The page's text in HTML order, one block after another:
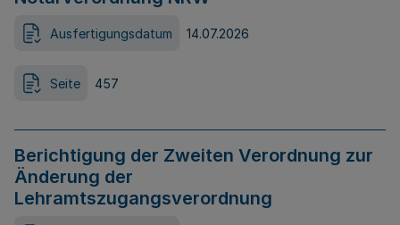
Ausfertigungsdatum 14.07.2026
Seite 457
Berichtigung der Zweiten Verordnung zur
Änderung der
Lehramtszugangsverordnung